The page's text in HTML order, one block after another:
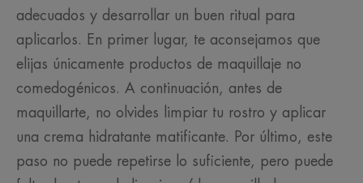
adecuados y desarrollar un buen ritual para
aplicarlos. En primer lugar, te aconsejamos que
elijas únicamente productos de maquillaje no
comedogénicos. A continuación, antes de
maquillarte, no olvides limpiar tu rostro y aplicar
una crema hidratante matificante. Por último, este
paso no puede repetirse lo suficiente, pero puede